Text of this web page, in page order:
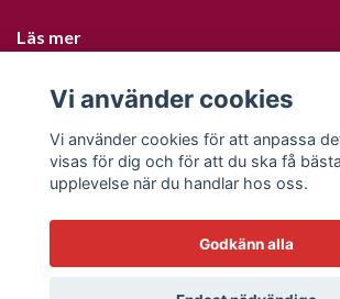
Läs mer
Sociala medier
© 2026 Sofias PysselParadis
Vi använder cookies
Vi använder cookies för att anpassa
visas för dig och för att du ska få
upplevelse när du handlar hos oss.
Godkänn alla